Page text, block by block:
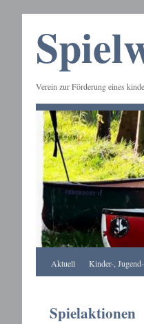
Verein zur Förderung eines
Apotheke
Aktuell Kinder-,
Spielaktionen